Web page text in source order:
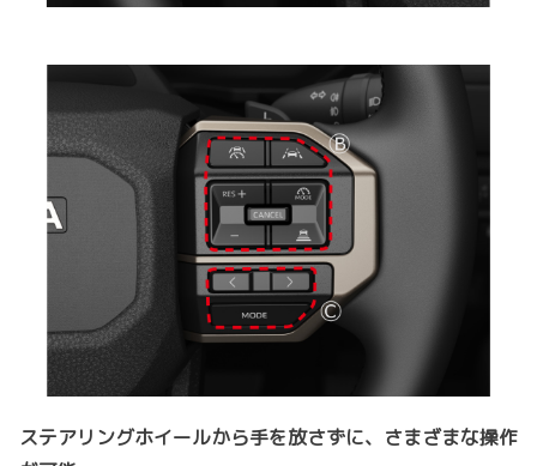
ステアリングホイールから手を放さずに、さまざまな操作